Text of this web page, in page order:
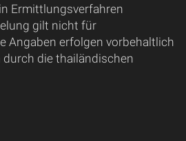
Ermittlungsverfahren
gilt nicht für
Angaben erfolgen vorbehaltlich
die thailändischen